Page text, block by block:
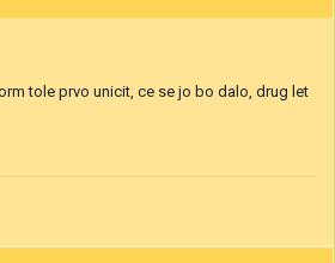
tole prvo unicit, ce se jo bo dalo, drug let